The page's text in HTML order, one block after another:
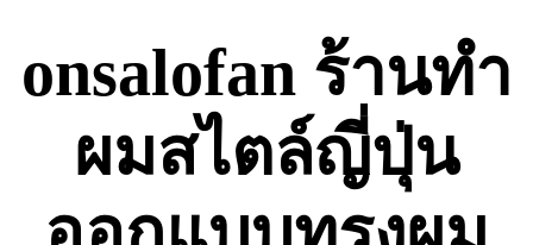
contentonsalofan ร้านทำ
ผมสไตล์ญี่ปุ่น